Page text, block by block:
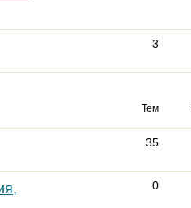
3
Тем
35
0